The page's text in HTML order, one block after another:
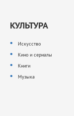
КУЛЬТУРА
Искусство
Кино и сериалы
Книги
Музыка